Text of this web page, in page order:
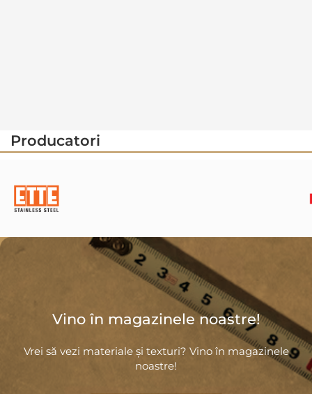
Producatori
Vino în magazinele noastre!
Vrei să vezi materiale și texturi? Vino în magazinele
noastre!